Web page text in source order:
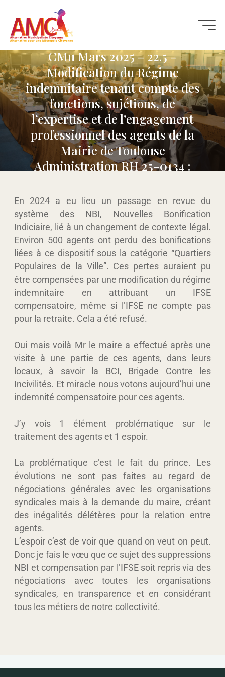
Interventions Conseil
CMu Mars 2025 – 22.5 –
Modification du Régime
indemnitaire tenant compte des
fonctions, sujétions, de
l’expertise et de l’engagement
professionnel des agents de la
Mairie de Toulouse
Administration RH 25-0134 :
27 MARS 2025
En 2024 a eu lieu un passage en revue du
système des NBI, Nouvelles Bonification
Indiciaire, lié à un changement de contexte légal.
Environ 500 agents ont perdu des bonifications
liées à ce dispositif sous la catégorie “Quartiers
Populaires de la Ville”. Ces pertes auraient pu
être compensées par une modification du régime
indemnitaire en attribuant un IFSE
compensatoire, même si l’IFSE ne compte pas
pour la retraite. Cela a été refusé.
Oui mais voilà Mr le maire a effectué après une
visite à une partie de ces agents, dans leurs
locaux, à savoir la BCI, Brigade Contre les
Incivilités. Et miracle nous votons aujourd’hui une
indemnité compensatoire pour ces agents.
J’y vois 1 élément problématique sur le
traitement des agents et 1 espoir.
La problématique c’est le fait du prince. Les
évolutions ne sont pas faites au regard de
négociations générales avec les organisations
syndicales mais à la demande du maire, créant
des inégalités délétères pour la relation entre
agents.
L’espoir c’est de voir que quand on veut on peut.
Donc je fais le vœu que ce sujet des suppressions
NBI et compensation par l’IFSE soit repris via des
négociations avec toutes les organisations
syndicales, en transparence et en considérant
tous les métiers de notre collectivité.